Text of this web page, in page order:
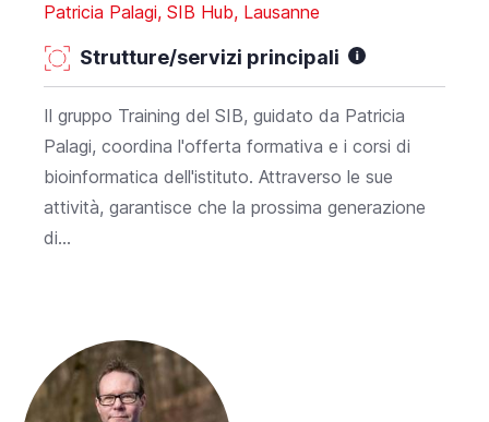
Patricia Palagi, SIB Hub, Lausanne
Strutture/servizi principali
Il gruppo Training del SIB, guidato da Patricia
Palagi, coordina l'offerta formativa e i corsi di
bioinformatica dell'istituto. Attraverso le sue
attività, garantisce che la prossima generazione
di...